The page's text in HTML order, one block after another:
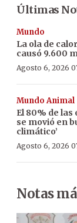
Últimas
Mundo
La ola de
causó 9.600
Agosto 6, 2026
Mundo Animal
El 80% de
se movió en
climático’
Agosto 6, 2026
Notas